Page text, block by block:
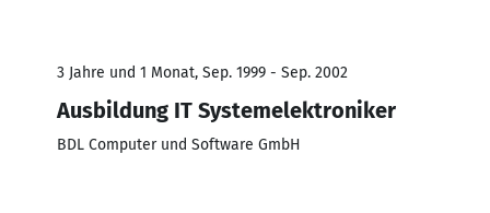
3 Jahre und 1 Monat, Sep. 1999 - Sep. 2002
Ausbildung IT Systemelektroniker
BDL Computer und Software GmbH